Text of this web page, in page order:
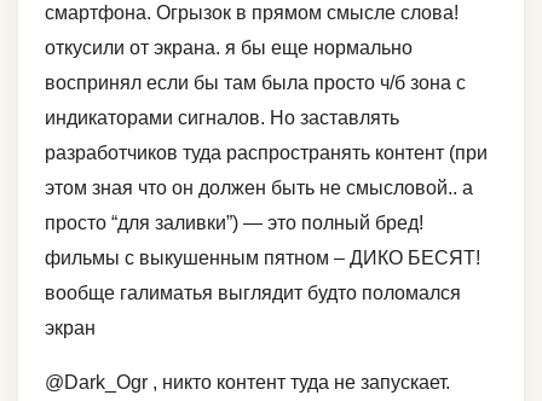
смартфона. Огрызок в прямом смысле слова!
откусили от экрана. я бы еще нормально
воспринял если бы там была просто ч/б зона с
индикаторами сигналов. Но заставлять
разработчиков туда распространять контент (при
этом зная что он должен быть не смысловой.. а
просто “для заливки”) — это полный бред!
фильмы с выкушенным пятном – ДИКО БЕСЯТ!
вообще галиматья выглядит будто поломался
экран
@Dark_Ogr , никто контент туда не запускает.